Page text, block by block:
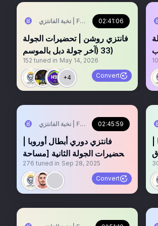
نخبة الفانتزي | FPL Elite02:41:06
‏‏‏فانتزي روشن | تحضيرات الجولة
33 (آخر جولة دبل بالموسم)
152 tuned in May 14, 2026
+4 Convert
نخبة الفانتزي | FPL Elite02:45:59
‏فانتزي دوري أبطال أوروبا |
تحضيرات الجولة الثانية [مساحة
صوتية مسجلة]
276 tuned in Sep 28, 2025
Convert